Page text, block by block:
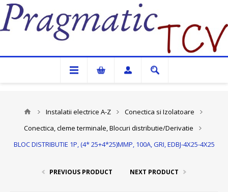
Pragmatic TCV
Instalatii electrice A-Z
Conectica si Izolatoare
Conectica, cleme terminale, Blocuri distributie/Derivatie
BLOC DISTRIBUTIE 1P, (4* 25+4*25)MMP, 100A, GRI, EDBJ-4X25-4X25
PREVIOUS PRODUCT NEXT PRODUCT